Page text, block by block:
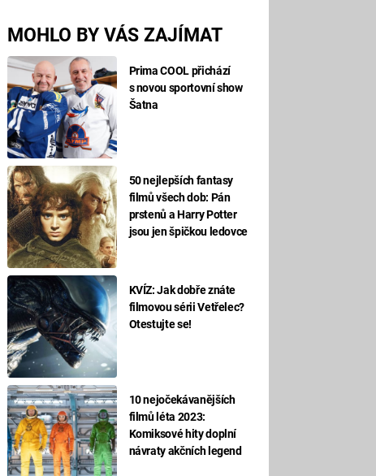
MOHLO BY VÁS ZAJÍMAT
Prima COOL přichází
s novou sportovní show
Šatna
50 nejlepších fantasy
filmů všech dob: Pán
prstenů a Harry Potter
jsou jen špičkou ledovce
KVÍZ: Jak dobře znáte
filmovou sérii Vetřelec?
Otestujte se!
10 nejočekávanějších
filmů léta 2023:
Komiksové hity doplní
návraty akčních legend